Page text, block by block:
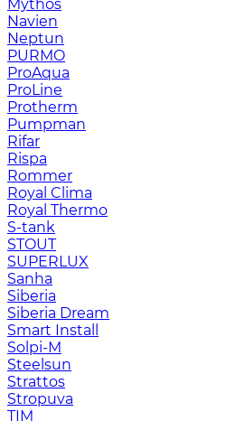
Mythos
Navien
Neptun
PURMO
ProAqua
ProLine
Protherm
Pumpman
Rifar
Rispa
Rommer
Royal Clima
Royal Thermo
S-tank
STOUT
SUPERLUX
Sanha
Siberia
Siberia Dream
Smart Install
Solpi-M
Steelsun
Strattos
Stropuva
TIM